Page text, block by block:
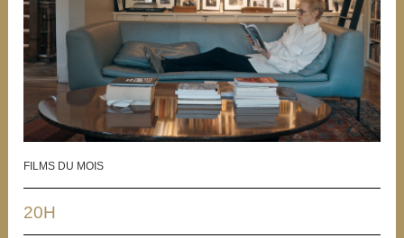
FILMS DU MOIS
20H